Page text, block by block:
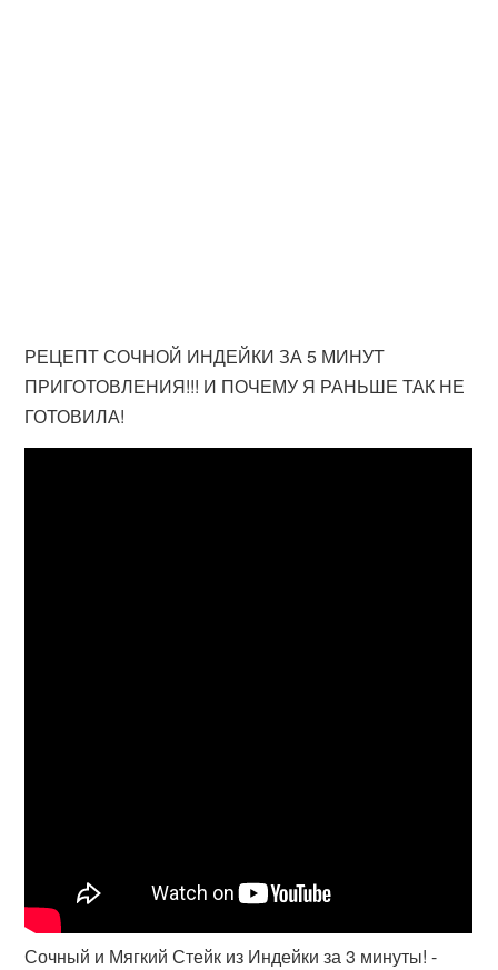
РЕЦЕПТ СОЧНОЙ ИНДЕЙКИ ЗА 5 МИНУТ
ПРИГОТОВЛЕНИЯ!!! И ПОЧЕМУ Я РАНЬШЕ ТАК НЕ
ГОТОВИЛА!
Сочный и Мягкий Стейк из Индейки за 3 минуты! -